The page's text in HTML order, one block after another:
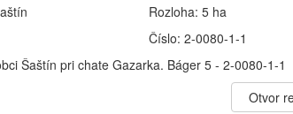
Rozloha:5 ha
Číslo:2-0080-1-1
Šaštín pri chate Gazarka. Báger 5 - 2-0080-1-1
Otvor